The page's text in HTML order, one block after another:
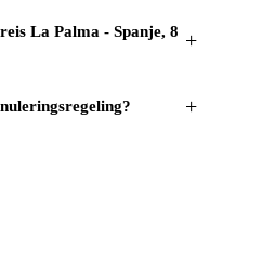
La Palma - Spanje, 8 +
+